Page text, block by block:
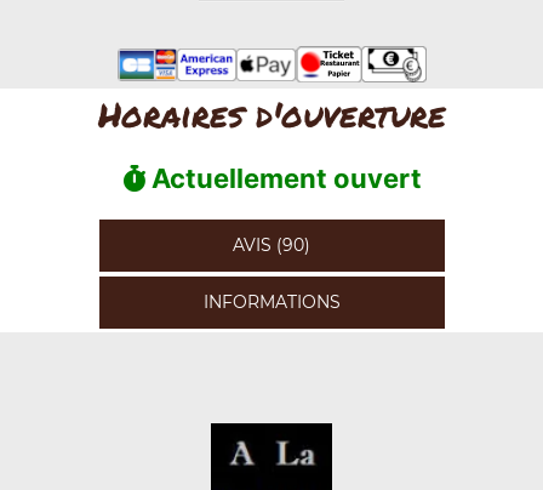
Horaires d'ouverture
Actuellement ouvert
AVIS (90)
INFORMATIONS